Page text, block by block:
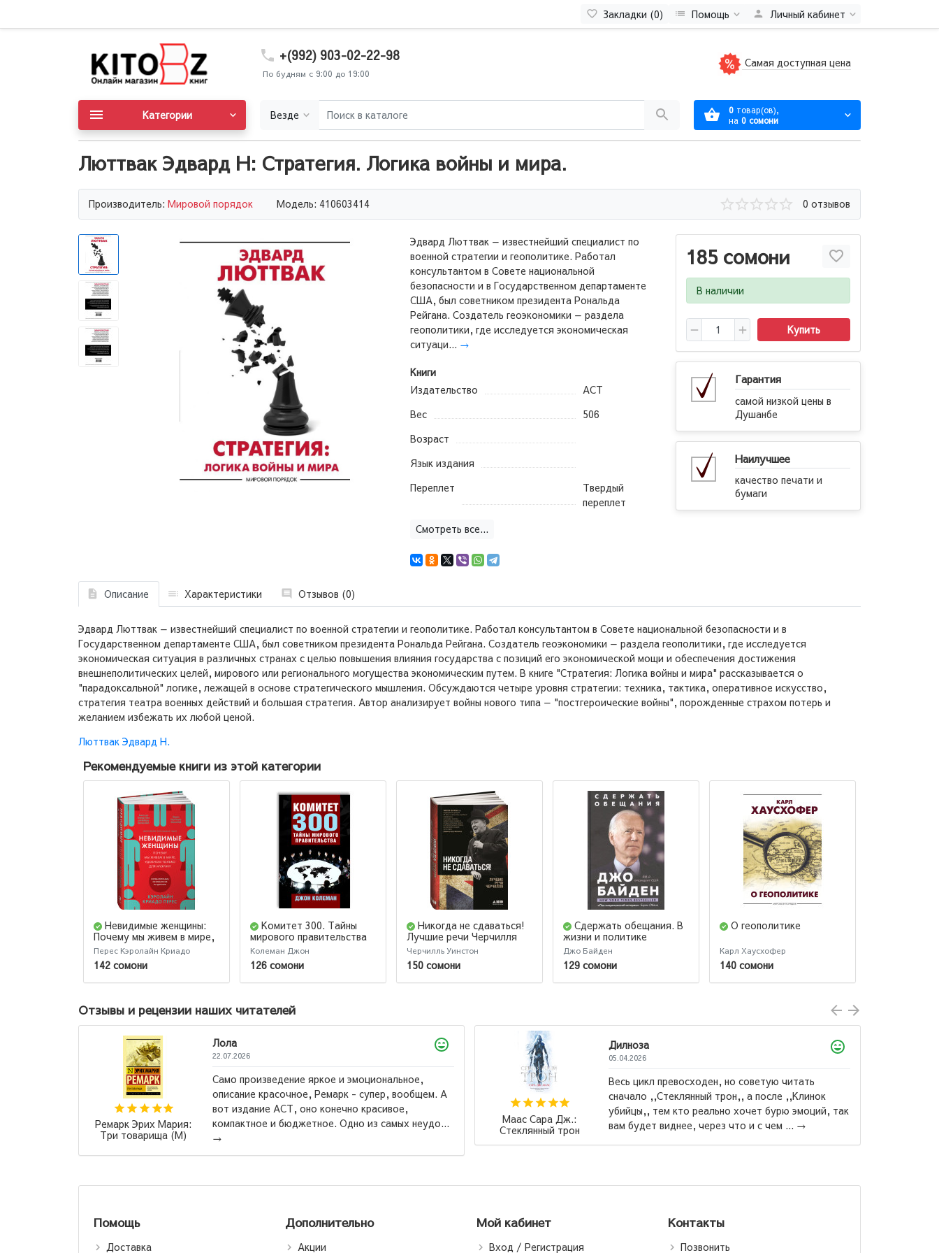
Закладки (0) Помощь Личный кабинет
+(992) 903-02-22-98
По будням с 9:00 до 19:00
Самая доступная цена
Везде 0 товар(ов),
на 0 сомони
Категории
Люттвак Эдвард Н: Стратегия. Логика войны и мира.
Производитель: Мировой порядок Модель: 410603414 0 отзывов
185 сомони
В наличии
Купить
Гарантия
самой низкой цены в
Душанбе
Наилучшее
качество печати и
бумаги
Эдвард Люттвак — известнейший специалист по
военной стратегии и геополитике. Работал
консультантом в Совете национальной
безопасности и в Государственном департаменте
США, был советником президента Рональда
Рейгана. Создатель геоэкономики — раздела
геополитики, где исследуется экономическая
ситуаци... →
Книги
Издательство
АСТ
Вес
506
Возраст
Язык издания
Переплет
Твердый
переплет
Смотреть все...
Описание Характеристики Отзывов (0)
Эдвард Люттвак — известнейший специалист по военной стратегии и геополитике. Работал консультантом в Совете национальной безопасности и в
Государственном департаменте США, был советником президента Рональда Рейгана. Создатель геоэкономики — раздела геополитики, где исследуется
экономическая ситуация в различных странах с целью повышения влияния государства с позиций его экономической мощи и обеспечения достижения
внешнеполитических целей, мирового или регионального могущества экономическим путем. В книге "Стратегия: Логика войны и мира" рассказывается о
"парадоксальной" логике, лежащей в основе стратегического мышления. Обсуждаются четыре уровня стратегии: техника, тактика, оперативное искусство,
стратегия театра военных действий и большая стратегия. Автор анализирует войны нового типа — "постгероические войны", порожденные страхом потерь и
желанием избежать их любой ценой.
Люттвак Эдвард Н.
Рекомендуемые книги из этой категории
Невидимые женщины:
Почему мы живем в мире,
удобном только для
мужчин. Неравноправие,
основанное на данных.
Перес Кэролайн Криадо
142 сомони
Комитет 300. Тайны
мирового правительства
Колеман Джон
126 сомони
Никогда не сдаваться!
Лучшие речи Черчилля
Черчилль Уинстон
150 сомони
Сдержать обещания. В
жизни и политике
Джо Байден
129 сомони
О геополитике
Карл Хаусхофер
140 сомони
Отзывы и рецензии наших читателей
Ремарк Эрих Мария:
Три товарища (М)
Лола
22.07.2026
Само произведение яркое и эмоциональное,
описание красочное, Ремарк - супер, вообщем. А
вот издание АСТ, оно конечно красивое,
компактное и бюджетное. Одно из самых неудо...
Маас Сара Дж.:
Стеклянный трон
Дилноза
05.04.2026
Весь цикл превосходен, но советую читать
сначало ,,Стеклянный трон,, а после ,,Клинок
убийцы,, тем кто реально хочет бурю эмоций, так
вам будет виднее, через что и с чем ...→
Помощь
Доставка
Дополнительно
Акции
Мой кабинет
Вход / Регистрация
Контакты
Позвонить